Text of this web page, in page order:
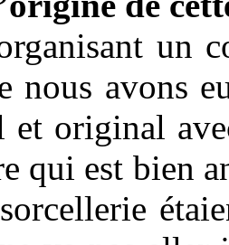
un
nous avons
et original
qui est bien